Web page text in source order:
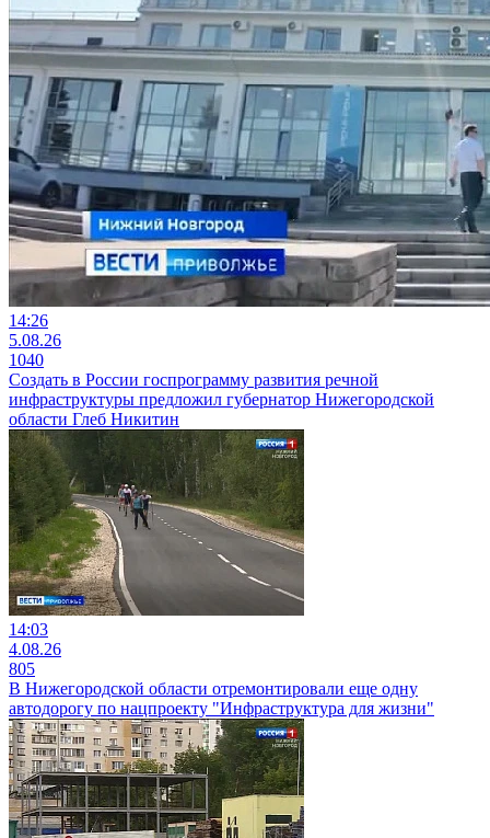
14:26
5.08.26
1040
Создать в России госпрограмму развития речной
инфраструктуры предложил губернатор Нижегородской
области Глеб Никитин
14:03
4.08.26
805
В Нижегородской области отремонтировали еще одну
автодорогу по нацпроекту "Инфраструктура для жизни"